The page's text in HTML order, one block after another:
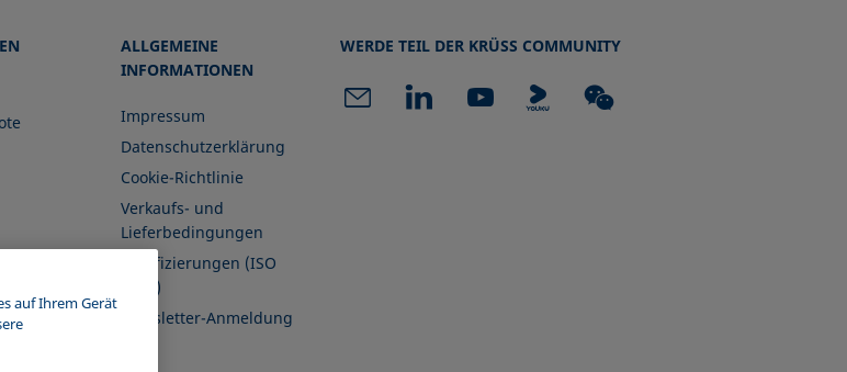
ALLGEMEINE
INFORMATIONEN
Impressum
Datenschutzerklärung
Cookie-Richtlinie
Verkaufs- und
Lieferbedingungen
Zertifizierungen (ISO
9001)
Newsletter-Anmeldung
WERDE TEIL DER KRÜSS COMMUNITY
auf Ihrem Gerät